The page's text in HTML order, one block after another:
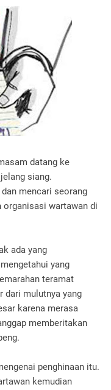
datang ke
siang.
mencari seorang
organisasi wartawan di
ada yang
yang
teramat
dari mulutnya yang
karena merasa
memberitakan
penghinaan itu.
kemudian